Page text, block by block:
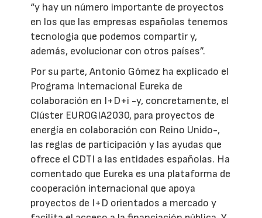
“y hay un número importante de proyectos
en los que las empresas españolas tenemos
tecnología que podemos compartir y,
además, evolucionar con otros países”.
Por su parte, Antonio Gómez ha explicado el
Programa Internacional Eureka de
colaboración en I+D+i -y, concretamente, el
Clúster EUROGIA2030, para proyectos de
energía en colaboración con Reino Unido-,
las reglas de participación y las ayudas que
ofrece el CDTI a las entidades españolas. Ha
comentado que Eureka es una plataforma de
cooperación internacional que apoya
proyectos de I+D orientados a mercado y